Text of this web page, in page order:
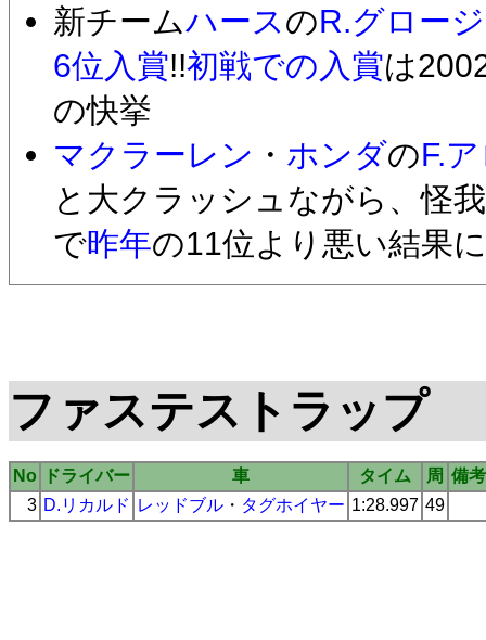
新チームハースのR.グロー
6位入賞!!初戦での入賞は
の快挙
マクラーレン ・ ホンダのF.
と大クラッシュながら、怪
で昨年の11位より悪い結果に
ファステストラップ
No ドライバー 車 タイム 周 備考
3 D.リカルド レッドブル ・ タグホイヤー 1:28.997 49